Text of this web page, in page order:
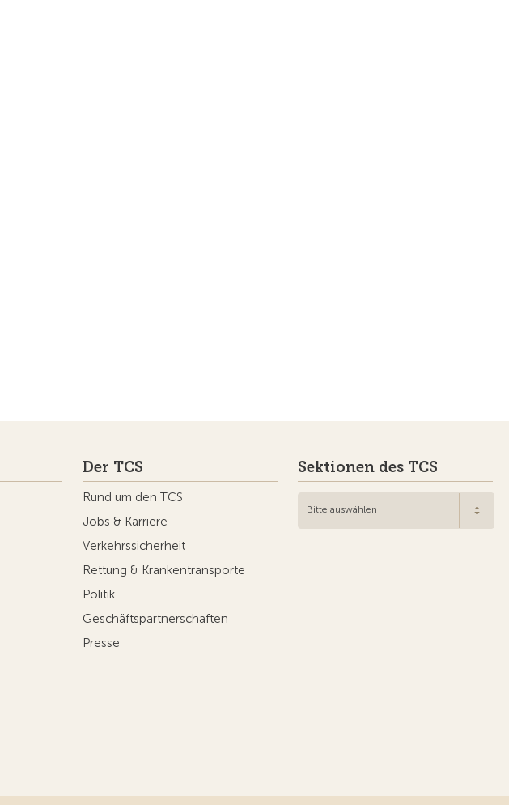
Der TCS
Rund um den TCS
Jobs & Karriere
Verkehrssicherheit
Rettung & Krankentransporte
Politik
Geschäftspartnerschaften
Presse
Sektionen des TCS
Bitte auswählen